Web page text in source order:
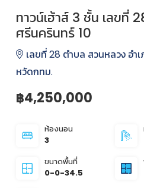
ทาวน์เฮ้าส์ 3 ชั้น เลขที่
ศรีนครินทร์ 10
เลขที่ 28 ตำบล สวนหลวง อำเ
หวัดกทม.
฿4,250,000
ห้องนอน
3
ขนาดพื้นที่
0-0-34.5